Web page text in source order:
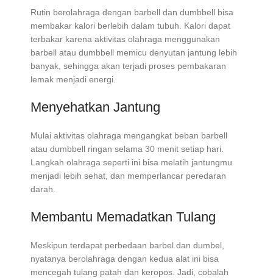
Rutin berolahraga dengan barbell dan dumbbell bisa
membakar kalori berlebih dalam tubuh. Kalori dapat
terbakar karena aktivitas olahraga menggunakan
barbell atau dumbbell memicu denyutan jantung lebih
banyak, sehingga akan terjadi proses pembakaran
lemak menjadi energi.
Menyehatkan Jantung
Mulai aktivitas olahraga mengangkat beban barbell
atau dumbbell ringan selama 30 menit setiap hari.
Langkah olahraga seperti ini bisa melatih jantungmu
menjadi lebih sehat, dan memperlancar peredaran
darah.
Membantu Memadatkan Tulang
Meskipun terdapat perbedaan barbel dan dumbel,
nyatanya berolahraga dengan kedua alat ini bisa
mencegah tulang patah dan keropos. Jadi, cobalah